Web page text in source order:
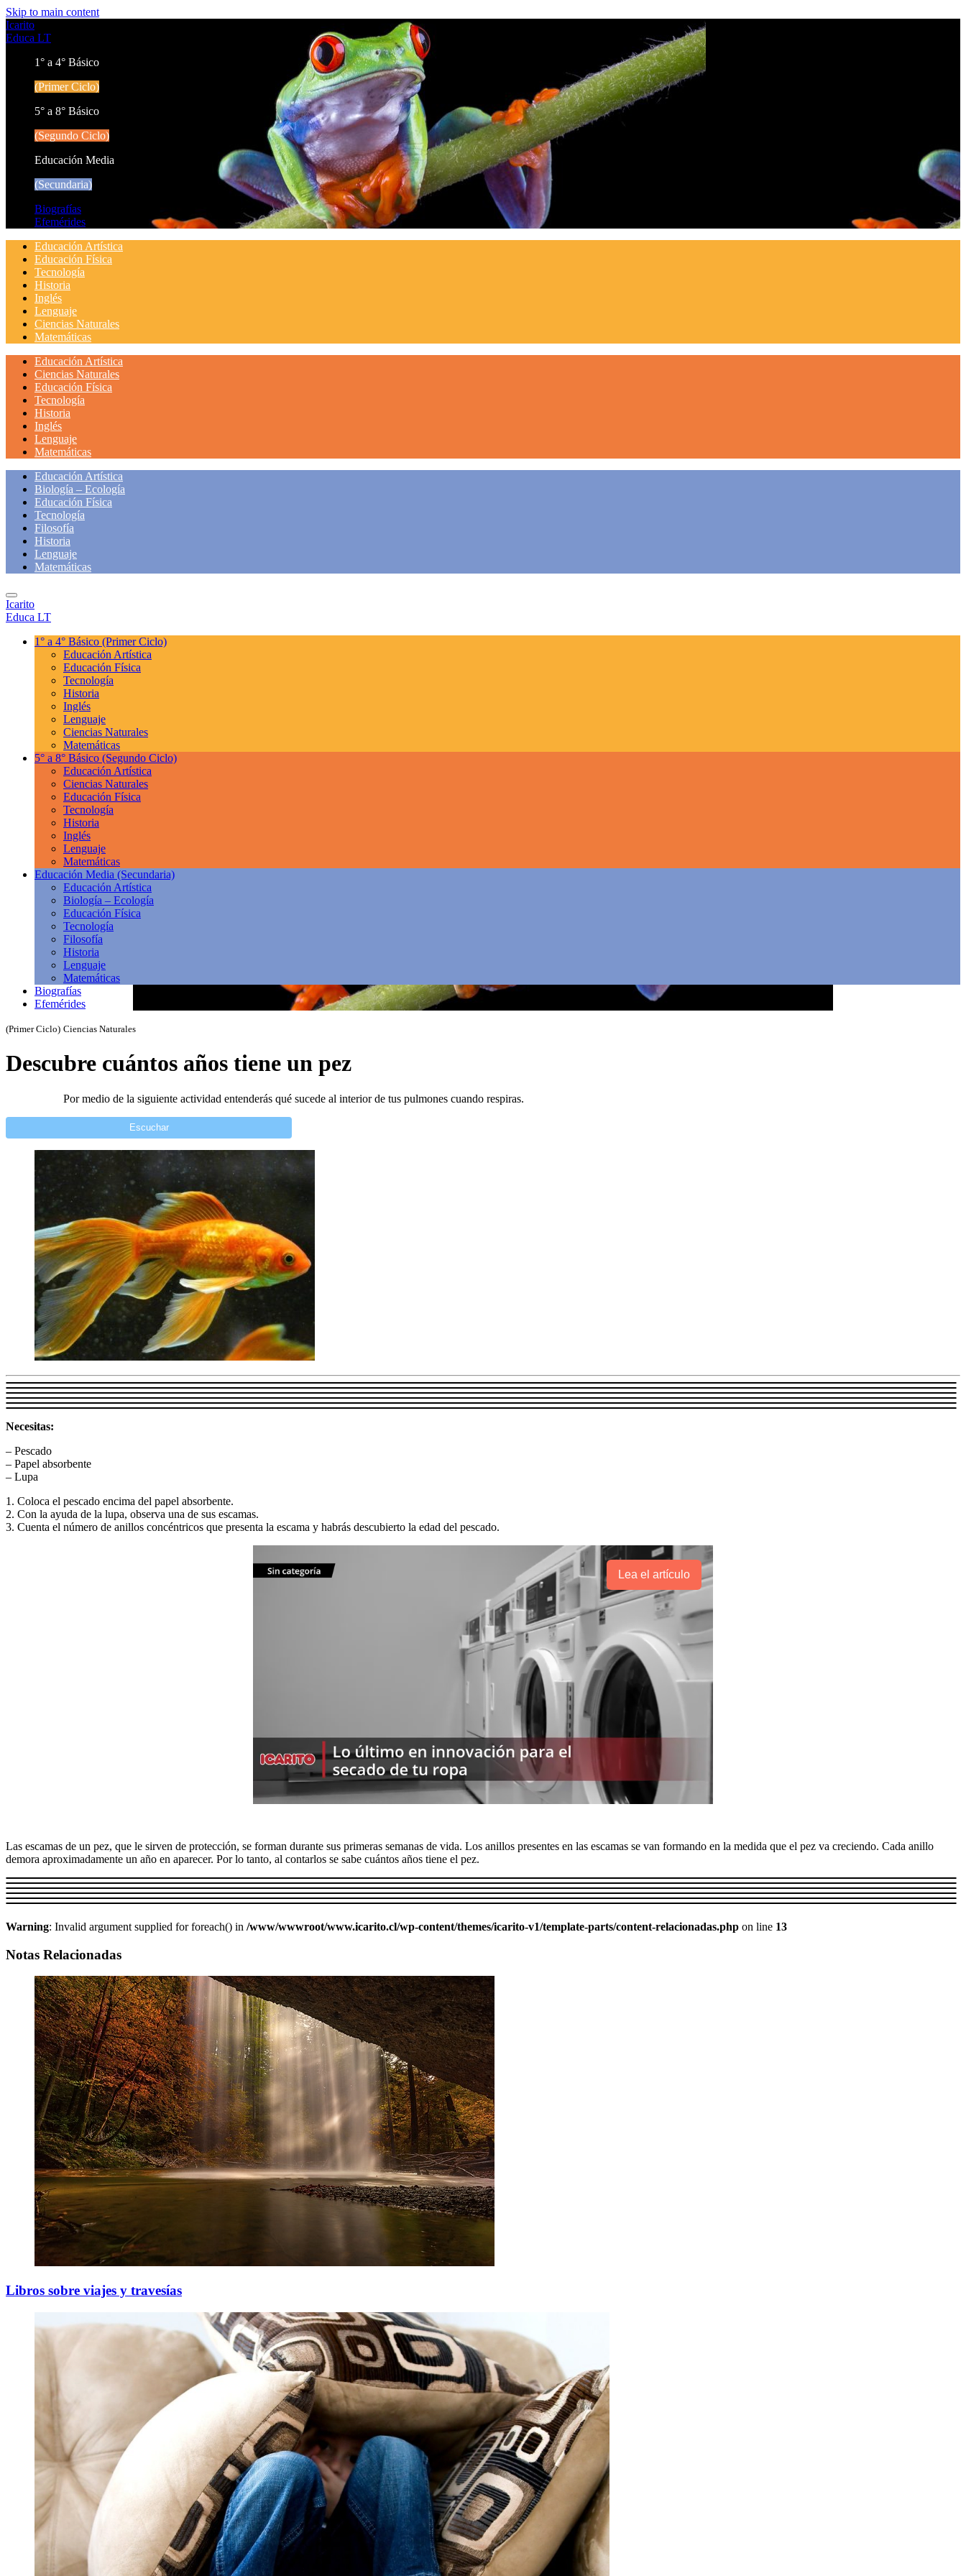
Skip to main content
Icarito
Educa LT
1° a 4° Básico
(Primer Ciclo)
5° a 8° Básico
(Segundo Ciclo)
Educación Media
(Secundaria)
Biografías
Efemérides
Educación Artística
Educación Física
Tecnología
Historia
Inglés
Lenguaje
Ciencias Naturales
Matemáticas
Educación Artística
Ciencias Naturales
Educación Física
Tecnología
Historia
Inglés
Lenguaje
Matemáticas
Educación Artística
Biología – Ecología
Educación Física
Tecnología
Filosofía
Historia
Lenguaje
Matemáticas
Icarito
Educa LT
1° a 4° Básico (Primer Ciclo)
Educación Artística
Educación Física
Tecnología
Historia
Inglés
Lenguaje
Ciencias Naturales
Matemáticas
5° a 8° Básico (Segundo Ciclo)
Educación Artística
Ciencias Naturales
Educación Física
Tecnología
Historia
Inglés
Lenguaje
Matemáticas
Educación Media (Secundaria)
Educación Artística
Biología – Ecología
Educación Física
Tecnología
Filosofía
Historia
Lenguaje
Matemáticas
Biografías
Efemérides
(Primer Ciclo) Ciencias Naturales
Descubre cuántos años tiene un pez
Por medio de la siguiente actividad entenderás qué sucede al interior de tus pulmones cuando respiras.
Escuchar
Necesitas:
– Pescado
– Papel absorbente
– Lupa
1. Coloca el pescado encima del papel absorbente.
2. Con la ayuda de la lupa, observa una de sus escamas.
3. Cuenta el número de anillos concéntricos que presenta la escama y habrás descubierto la edad del pescado.
Lea el artículo
Las escamas de un pez, que le sirven de protección, se forman durante sus primeras semanas de vida. Los anillos presentes en las escamas se van formando en la medida que el pez va creciendo. Cada anillo
demora aproximadamente un año en aparecer. Por lo tanto, al contarlos se sabe cuántos años tiene el pez.
Warning: Invalid argument supplied for foreach() in /www/wwwroot/www.icarito.cl/wp-content/themes/icarito-v1/template-parts/content-relacionadas.php on line 13
Notas Relacionadas
Libros sobre viajes y travesías